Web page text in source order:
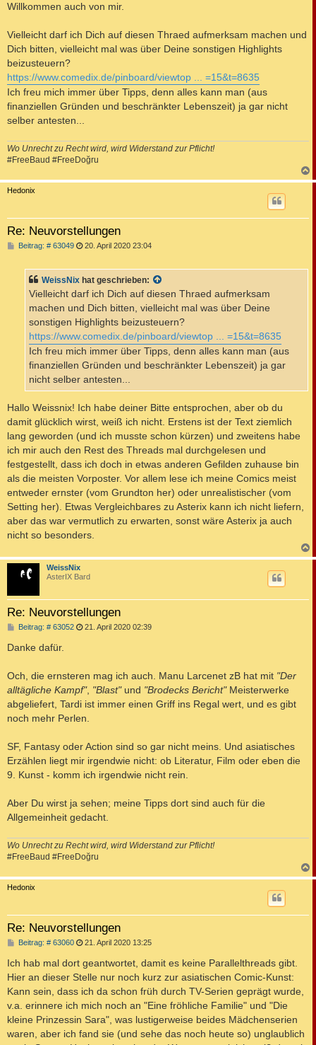
Willkommen auch von mir.
Vielleicht darf ich Dich auf diesen Thraed aufmerksam machen und
Dich bitten, vielleicht mal was über Deine sonstigen Highlights
beizusteuern?
https://www.comedix.de/pinboard/viewtop ... =15&t=8635
Ich freu mich immer über Tipps, denn alles kann man (aus
finanziellen Gründen und beschränkter Lebenszeit) ja gar nicht
selber antesten...
Wo Unrecht zu Recht wird, wird Widerstand zur Pflicht!
#FreeBaud #FreeDoğru
a
Hedonix
Re: Neuvorstellungen
Beitrag: # 63049B
r
a
20. April 2020 23:04
WeissNix hat geschrieben:
Vielleicht darf ich Dich auf diesen Thraed aufmerksam
machen und Dich bitten, vielleicht mal was über Deine
sonstigen Highlights beizusteuern?
https://www.comedix.de/pinboard/viewtop ... =15&t=8635
Ich freu mich immer über Tipps, denn alles kann man (aus
finanziellen Gründen und beschränkter Lebenszeit) ja gar
nicht selber antesten...
Hallo Weissnix! Ich habe deiner Bitte entsprochen, aber ob du
damit glücklich wirst, weiß ich nicht. Erstens ist der Text ziemlich
lang geworden (und ich musste schon kürzen) und zweitens habe
ich mir auch den Rest des Threads mal durchgelesen und
festgestellt, dass ich doch in etwas anderen Gefilden zuhause bin
als die meisten Vorposter. Vor allem lese ich meine Comics meist
entweder ernster (vom Grundton her) oder unrealistischer (vom
Setting her). Etwas Vergleichbares zu Asterix kann ich nicht liefern,
aber das war vermutlich zu erwarten, sonst wäre Asterix ja auch
nicht so besonders.
a
WeissNix
AsterIX Bard
Re: Neuvorstellungen
Beitrag: # 63052B
g
21. April 2020 02:39
Danke dafür.
Och, die ernsteren mag ich auch. Manu Larcenet zB hat mit "Der
alltägliche Kampf", "Blast"und "Brodecks Bericht"Meisterwerke
abgeliefert, Tardi ist immer einen Griff ins Regal wert, und es gibt
noch mehr Perlen.
SF, Fantasy oder Action sind so gar nicht meins. Und asiatisches
Erzählen liegt mir irgendwie nicht: ob Literatur, Film oder eben die
9. Kunst - komm ich irgendwie nicht rein.
Aber Du wirst ja sehen; meine Tipps dort sind auch für die
Allgemeinheit gedacht.
Wo Unrecht zu Recht wird, wird Widerstand zur Pflicht!
#FreeBaud #FreeDoğru
a
Hedonix
Re: Neuvorstellungen
Beitrag: # 63060B
i
t
r
g
21. April 2020 13:25
Ich hab mal dort geantwortet, damit es keine Parallelthreads gibt.
Hier an dieser Stelle nur noch kurz zur asiatischen Comic-Kunst:
Kann sein, dass ich da schon früh durch TV-Serien geprägt wurde,
v.a. erinnere ich mich noch an "Eine fröhliche Familie" und "Die
kleine Prinzessin Sara", was lustigerweise beides Mädchenserien
waren, aber ich fand sie (und sehe das noch heute so) unglaublich